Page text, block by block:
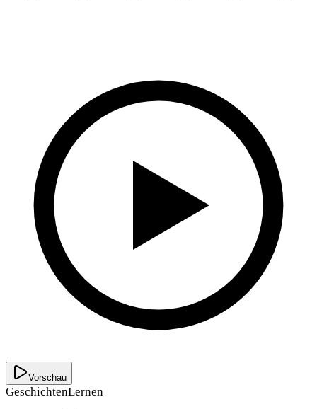
Vorschau
GeschichtenLernen